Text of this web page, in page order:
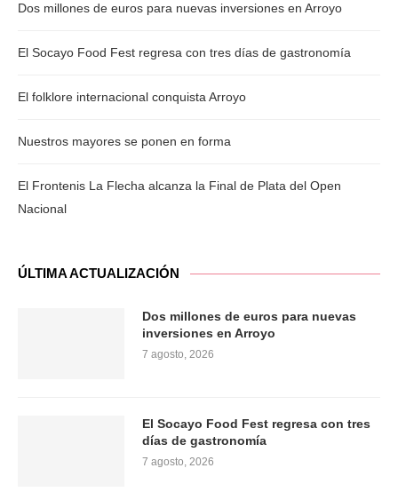
Dos millones de euros para nuevas inversiones en Arroyo
El Socayo Food Fest regresa con tres días de gastronomía
El folklore internacional conquista Arroyo
Nuestros mayores se ponen en forma
El Frontenis La Flecha alcanza la Final de Plata del Open
Nacional
ÚLTIMA ACTUALIZACIÓN
Dos millones de euros para nuevas
inversiones en Arroyo
7 agosto, 2026
El Socayo Food Fest regresa con tres
días de gastronomía
7 agosto, 2026